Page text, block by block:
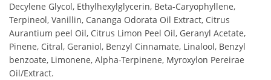
Decylene Glycol, Ethylhexylglycerin, Beta-Caryophyllene,
Terpineol, Vanillin, Cananga Odorata Oil Extract, Citrus
Aurantium peel Oil, Citrus Limon Peel Oil, Geranyl Acetate,
Pinene, Citral, Geraniol, Benzyl Cinnamate, Linalool, Benzyl
benzoate, Limonene, Alpha-Terpinene, Myroxylon Pereirae
Oil/Extract.